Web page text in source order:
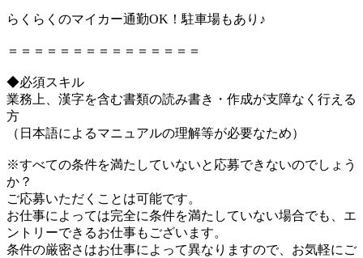
らくらくのマイカー通勤OK！駐車場もあり♪
＝＝＝＝＝＝＝＝＝＝＝＝＝＝＝
◆必須スキル
業務上、漢字を含む書類の読み書き・作成が支障なく行える
方
（日本語によるマニュアルの理解等が必要なため）
※すべての条件を満たしていないと応募できないのでしょう
か？
ご応募いただくことは可能です。
お仕事によっては完全に条件を満たしていない場合でも、エ
ントリーできるお仕事もございます。
条件の厳密さはお仕事によって異なりますので、お気軽にご